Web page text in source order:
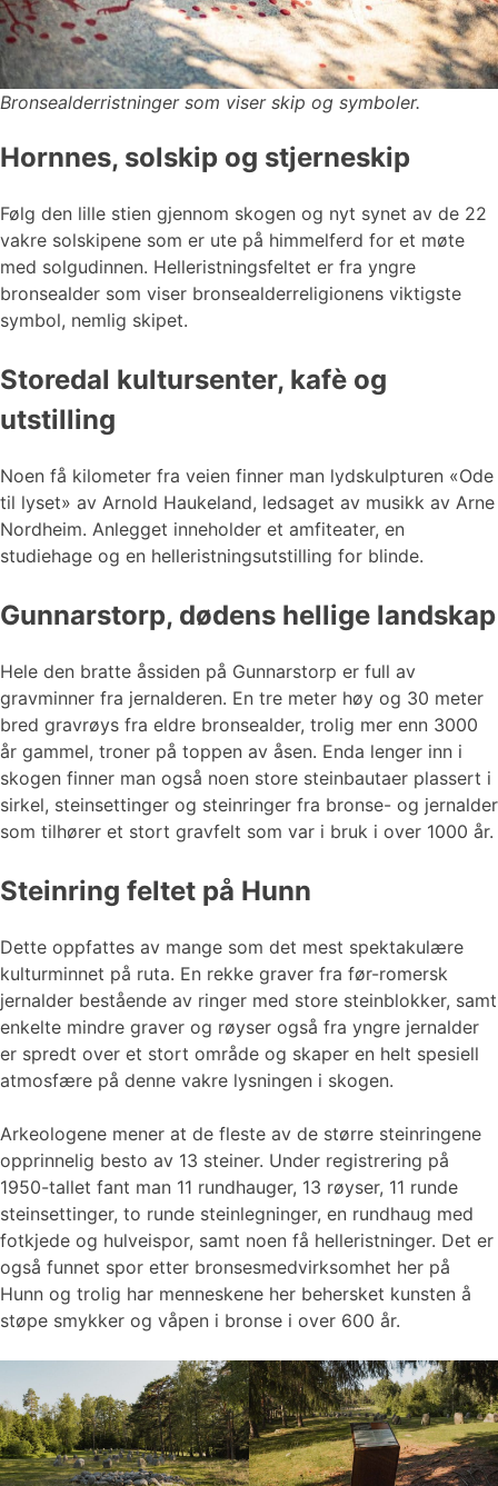
Bronsealderristninger som viser skip og symboler.
Hornnes, solskip og stjerneskip
Følg den lille stien gjennom skogen og nyt synet av de 22
vakre solskipene som er ute på himmelferd for et møte
med solgudinnen. Helleristningsfeltet er fra yngre
bronsealder som viser bronsealderreligionens viktigste
symbol, nemlig skipet.
Storedal kultursenter, kafè og
utstilling
Noen få kilometer fra veien finner man lydskulpturen «Ode
til lyset» av Arnold Haukeland, ledsaget av musikk av Arne
Nordheim. Anlegget inneholder et amfiteater, en
studiehage og en helleristningsutstilling for blinde.
Gunnarstorp, dødens hellige landskap
Hele den bratte åssiden på Gunnarstorp er full av
gravminner fra jernalderen. En tre meter høy og 30 meter
bred gravrøys fra eldre bronsealder, trolig mer enn 3000
år gammel, troner på toppen av åsen. Enda lenger inn i
skogen finner man også noen store steinbautaer plassert i
sirkel, steinsettinger og steinringer fra bronse- og jernalder
som tilhører et stort gravfelt som var i bruk i over 1000 år.
Steinring feltet på Hunn
Dette oppfattes av mange som det mest spektakulære
kulturminnet på ruta. En rekke graver fra før-romersk
jernalder bestående av ringer med store steinblokker, samt
enkelte mindre graver og røyser også fra yngre jernalder
er spredt over et stort område og skaper en helt spesiell
atmosfære på denne vakre lysningen i skogen.
Arkeologene mener at de fleste av de større steinringene
opprinnelig besto av 13 steiner. Under registrering på
1950-tallet fant man 11 rundhauger, 13 røyser, 11 runde
steinsettinger, to runde steinlegninger, en rundhaug med
fotkjede og hulveispor, samt noen få helleristninger. Det er
også funnet spor etter bronsesmedvirksomhet her på
Hunn og trolig har menneskene her behersket kunsten å
støpe smykker og våpen i bronse i over 600 år.